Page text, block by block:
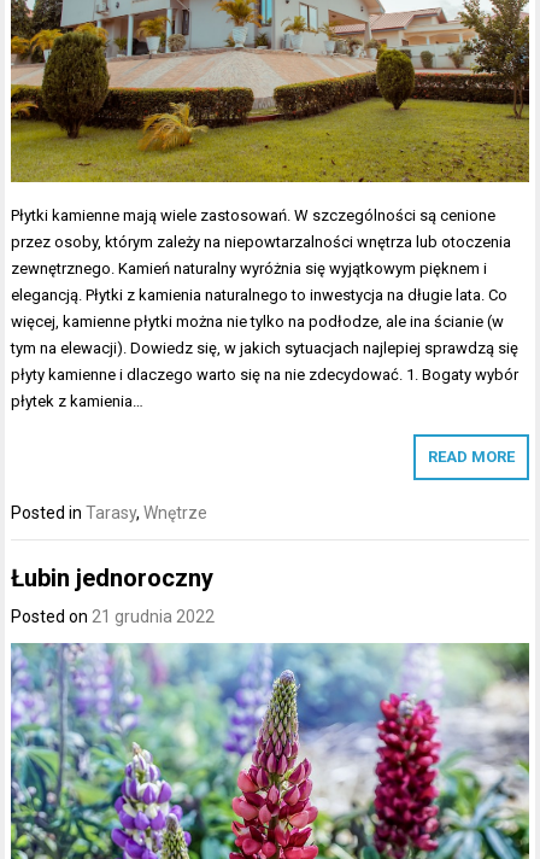
Płytki kamienne mają wiele zastosowań. W szczególności są cenione
przez osoby, którym zależy na niepowtarzalności wnętrza lub otoczenia
zewnętrznego. Kamień naturalny wyróżnia się wyjątkowym pięknem i
elegancją. Płytki z kamienia naturalnego to inwestycja na długie lata. Co
więcej, kamienne płytki można nie tylko na podłodze, ale ina ścianie (w
tym na elewacji). Dowiedz się, w jakich sytuacjach najlepiej sprawdzą się
płyty kamienne i dlaczego warto się na nie zdecydować. 1. Bogaty wybór
płytek z kamienia…
READ MORE
Posted inTarasy,Wnętrze
Łubin jednoroczny
Posted on 21 grudnia 2022